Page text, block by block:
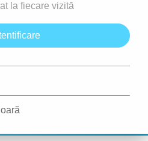
la fiecare vizită